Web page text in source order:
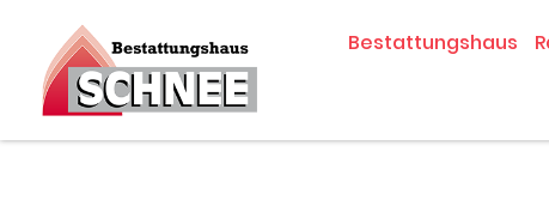
springen
Bestattungshaus